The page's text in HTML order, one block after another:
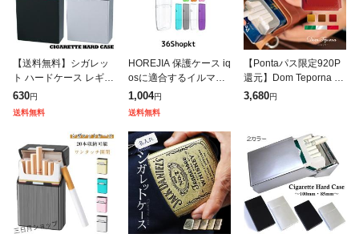
【送料無料】シガレッ
ト ハードケース レギュ
ラー 85mm ‐ ペンギン
ライター シガレットケ
ース タバコケース 煙草
630円
送料無料
HOREJIA 保護ケース iq
osに適合するイルマワ
ン用のケース iluma on
e対応ケース イルマワ
ン用のカバー PCクリ
1,004円
送料無料
【Pontaパス限定920P
還元】Dom Teporna Ita
ly 本革シガレットケー
3,680円